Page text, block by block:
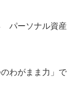
パーソナル資産
わがまま力」で